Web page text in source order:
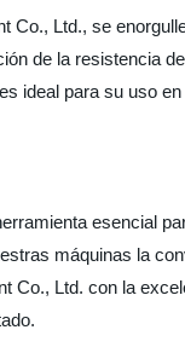
Co., Ltd., se
de la resistencia
ideal para su uso
esencial
máquinas la
Co., Ltd. con la